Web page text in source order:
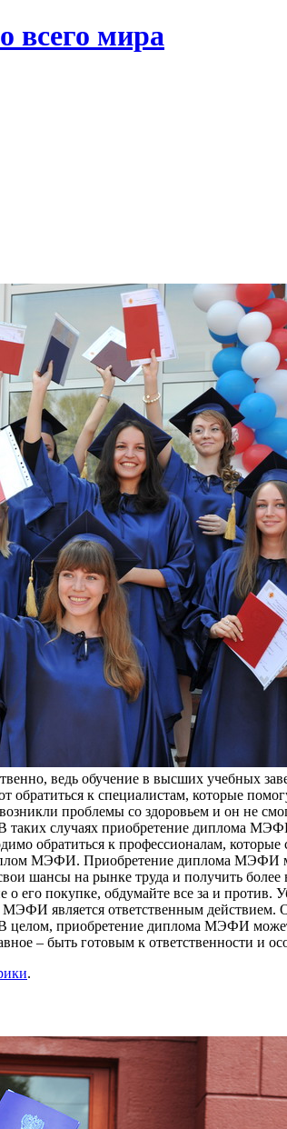
всего мира
ведь обучение в высших учебных
обратиться к специалистам, которые
проблемы со здоровьем и он не
таких случаях приобретение диплома
обратиться к профессионалам,
МЭФИ. Приобретение диплома МЭФИ
шансы на рынке труда и получить
покупке, обдумайте все за и против.
является ответственным
целом, приобретение диплома МЭФИ
– быть готовым к ответственности и
.